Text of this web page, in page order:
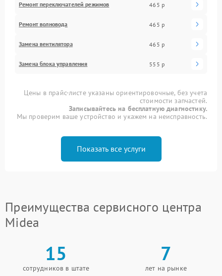
Ремонт переключателей режимов 465 р
Ремонт волновода 465 р
Замена вентилятора 465 р
Замена блока управления 555 р
Цены в прайс-листе указаны ориентировочные, без учета
стоимости запчастей.
Записывайтесь на бесплатную диагностику.
Мы проверим ваше устройство и укажем на неисправность.
Показать все услуги
Преимущества сервисного центра
Midea
15
сотрудников в штате
7
лет на рынке